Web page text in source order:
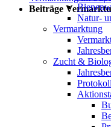
Beiträge
Natur-
Vermarktung
Zucht &